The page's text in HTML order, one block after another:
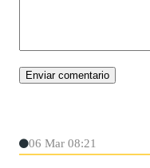
06 Mar 08:21